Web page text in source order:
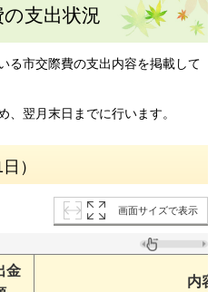
支出状況
る市交際費の支出内容を掲載して
、翌月末日までに行います。
）
画面サイズで表示
金
内容